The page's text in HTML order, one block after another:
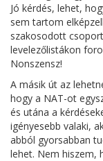
Jó kérdés, lehet,
sem tartom
szakosodott
levelezőlistákon
Nonszensz!
A másik út az
hogy a NAT-ot
és utána a
igényesebb valaki,
abból gyorsabban
lehet. Nem hiszem,